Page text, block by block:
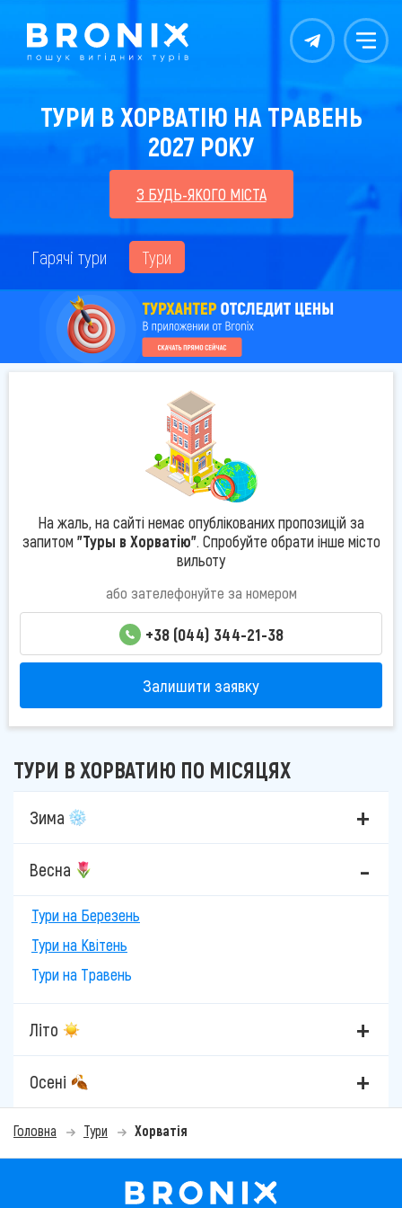
Контакты Меню
ТУРИ В ХОРВАТІЮ НА ТРАВЕНЬ
2027 РОКУ
З БУДЬ-ЯКОГО МІСТА
Гарячі тури Тури
На жаль, на сайті немає опублікованих пропозицій за
запитом "Туры в Хорватію". Спробуйте обрати інше місто
вильоту
або зателефонуйте за номером
+38 (044) 344-21-38
Залишити заявку
ТУРИ В ХОРВАТИЮ ПО МІСЯЦЯХ
Зима
Весна
Тури на Березень
Тури на Квітень
Тури на Травень
Літо
Осені
Головна Тури Хорватія